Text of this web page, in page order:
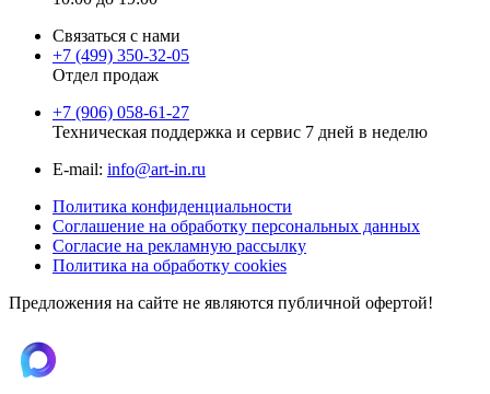
Связаться с нами
+7 (499) 350-32-05
Отдел продаж
+7 (906) 058-61-27
Техническая поддержка и сервис 7 дней в неделю
Е-mail: info@art-in.ru
Политика конфиденциальности
Соглашение на обработку персональных данных
Согласие на рекламную рассылку
Политика на обработку cookies
Предложения на сайте не являются публичной офертой!